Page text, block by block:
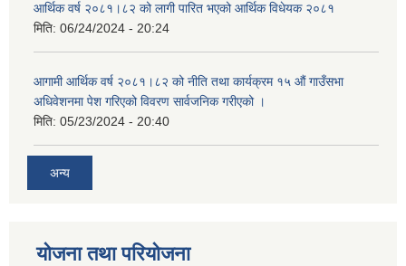
आर्थिक वर्ष २०८१।८२ को लागी पारित भएको आर्थिक विधेयक २०८१
मिति: 06/24/2024 - 20:24
आगामी आर्थिक वर्ष २०८१।८२ को नीति तथा कार्यक्रम १५ औं गाउँसभा
अधिवेशनमा पेश गरिएको विवरण सार्वजनिक गरीएको ।
मिति: 05/23/2024 - 20:40
अन्य
योजना तथा परियोजना